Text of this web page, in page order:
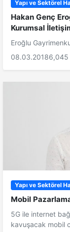
Yapı ve Sektörel
Hakan Genç
Kurumsal
Eroğlu
08.03.20186,045
Yapı ve Sektörel
Mobil
5G ile internet
kavuşacak mobil